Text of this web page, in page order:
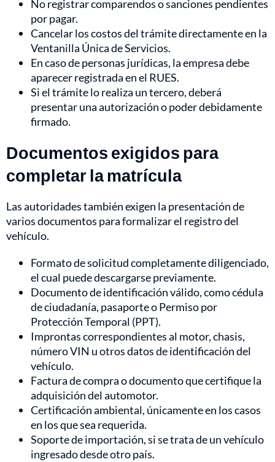
No registrar comparendos o sanciones pendientes
por pagar.
Cancelar los costos del trámite directamente en la
Ventanilla Única de Servicios.
En caso de personas jurídicas, la empresa debe
aparecer registrada en el RUES.
Si el trámite lo realiza un tercero, deberá
presentar una autorización o poder debidamente
firmado.
Documentos exigidos para
completar la matrícula
Las autoridades también exigen la presentación de
varios documentos para formalizar el registro del
vehículo.
Formato de solicitud completamente diligenciado,
el cual puede descargarse previamente.
Documento de identificación válido, como cédula
de ciudadanía, pasaporte o Permiso por
Protección Temporal (PPT).
Improntas correspondientes al motor, chasis,
número VIN u otros datos de identificación del
vehículo.
Factura de compra o documento que certifique la
adquisición del automotor.
Certificación ambiental, únicamente en los casos
en los que sea requerida.
Soporte de importación, si se trata de un vehículo
ingresado desde otro país.